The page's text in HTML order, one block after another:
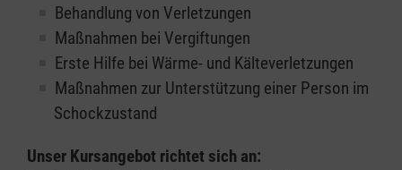
Behandlung von Verletzungen
Maßnahmen bei Vergiftungen
Erste Hilfe bei Wärme- und Kälteverletzungen
Maßnahmen zur Unterstützung einer Person im
Schockzustand
Unser Kursangebot richtet sich an: